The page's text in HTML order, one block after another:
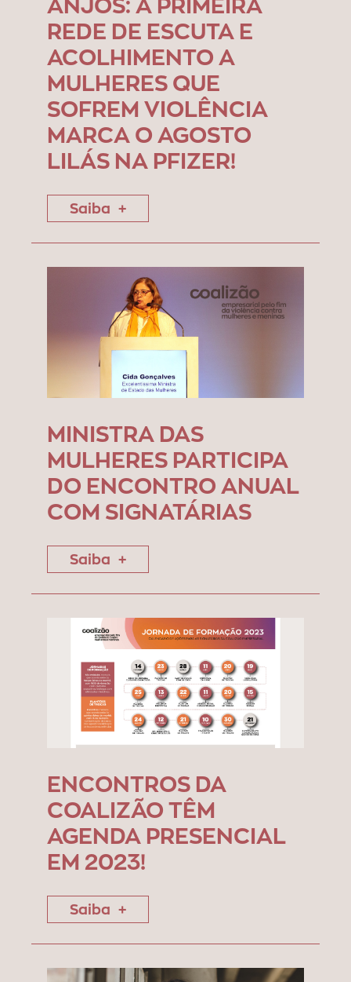
ANJOS: A PRIMEIRA
REDE DE ESCUTA E
ACOLHIMENTO A
MULHERES QUE
SOFREM VIOLÊNCIA
MARCA O AGOSTO
LILÁS NA PFIZER!
Saiba
MINISTRA DAS
MULHERES PARTICIPA
DO ENCONTRO ANUAL
COM SIGNATÁRIAS
Saiba
ENCONTROS DA
COALIZÃO TÊM
AGENDA PRESENCIAL
EM 2023!
Saiba